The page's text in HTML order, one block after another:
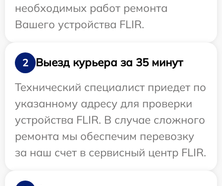
необходимых работ ремонта
Вашего устройства FLIR.
2
Выезд курьера за 35 минут
Технический специалист приедет по
указанному адресу для проверки
устройства FLIR. В случае сложного
ремонта мы обеспечим перевозку
за наш счет в сервисный центр FLIR.